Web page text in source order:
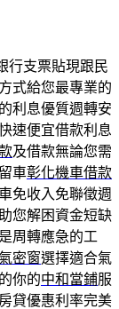
行支票貼現跟民
式給您最專業的
利息優質週轉安
速便宜借款利息
及借款無論您需
車彰化機車借款
免收入免聯徵週
您解困資金短缺
周轉應急的工
密窗選擇適合氣
你的中和當鋪服
貸優惠利率完美